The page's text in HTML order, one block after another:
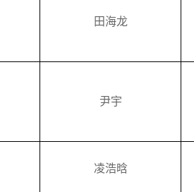
田海龙
尹宇
凌浩晗